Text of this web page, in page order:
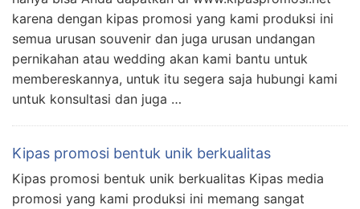
karena dengan kipas promosi yang kami produksi ini
semua urusan souvenir dan juga urusan undangan
pernikahan atau wedding akan kami bantu untuk
membereskannya, untuk itu segera saja hubungi kami
untuk konsultasi dan juga …
Kipas promosi bentuk unik berkualitas
Kipas promosi bentuk unik berkualitas Kipas media
promosi yang kami produksi ini memang sangat